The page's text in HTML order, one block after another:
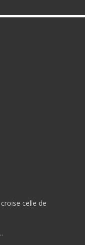
celle de